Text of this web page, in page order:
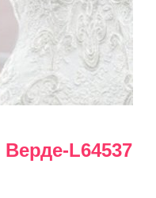
Верде-L64537